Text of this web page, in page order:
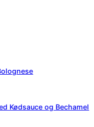
Kødsauce og Bechamel